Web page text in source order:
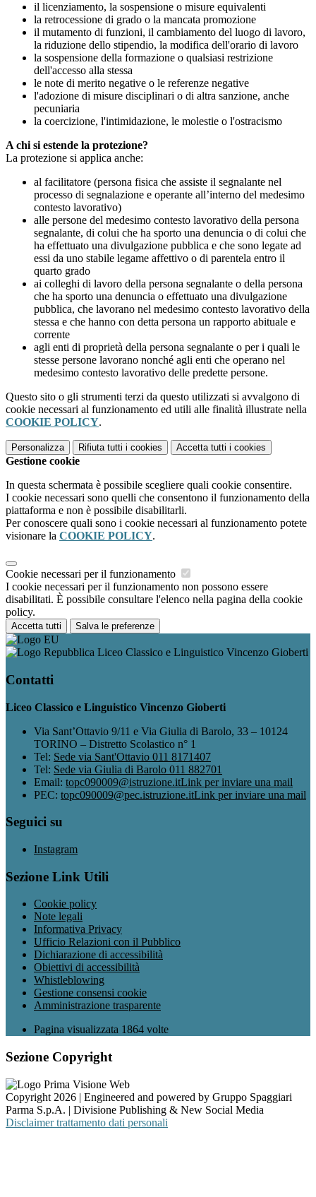
il licenziamento, la sospensione o misure equivalenti
la retrocessione di grado o la mancata promozione
il mutamento di funzioni, il cambiamento del luogo di lavoro,
la riduzione dello stipendio, la modifica dell'orario di lavoro
la sospensione della formazione o qualsiasi restrizione
dell'accesso alla stessa
le note di merito negative o le referenze negative
l'adozione di misure disciplinari o di altra sanzione, anche
pecuniaria
la coercizione, l'intimidazione, le molestie o l'ostracismo
A chi si estende la protezione?
La protezione si applica anche:
al facilitatore (persona fisica che assiste il segnalante nel
processo di segnalazione e operante all’interno del medesimo
contesto lavorativo)
alle persone del medesimo contesto lavorativo della persona
segnalante, di colui che ha sporto una denuncia o di colui che
ha effettuato una divulgazione pubblica e che sono legate ad
essi da uno stabile legame affettivo o di parentela entro il
quarto grado
ai colleghi di lavoro della persona segnalante o della persona
che ha sporto una denuncia o effettuato una divulgazione
pubblica, che lavorano nel medesimo contesto lavorativo della
stessa e che hanno con detta persona un rapporto abituale e
corrente
agli enti di proprietà della persona segnalante o per i quali le
stesse persone lavorano nonché agli enti che operano nel
medesimo contesto lavorativo delle predette persone.
Questo sito o gli strumenti terzi da questo utilizzati si avvalgono di
cookie necessari al funzionamento ed utili alle finalità illustrate nella
COOKIE POLICY.
Personalizza Rifiuta tutti i cookies Accetta tutti i cookies
Gestione cookie
In questa schermata è possibile scegliere quali cookie consentire.
I cookie necessari sono quelli che consentono il funzionamento della
piattaforma e non è possibile disabilitarli.
Per conoscere quali sono i cookie necessari al funzionamento potete
visionare la COOKIE POLICY.
Cookie necessari per il funzionamento
I cookie necessari per il funzionamento non possono essere
disabilitati. È possibile consultare l'elenco nella pagina della cookie
policy.
Accetta tutti Salva le preferenze
Liceo Classico e Linguistico Vincenzo Gioberti
Contatti
Liceo Classico e Linguistico Vincenzo Gioberti
Via Sant’Ottavio 9/11 e Via Giulia di Barolo, 33 – 10124
TORINO – Distretto Scolastico n° 1
Tel: Sede via Sant'Ottavio 011 8171407
Tel: Sede via Giulia di Barolo 011 882701
Email: topc090009@istruzione.itLink per inviare una mail
PEC: topc090009@pec.istruzione.itLink per inviare una mail
Seguici su
Instagram
Sezione Link Utili
Cookie policy
Note legali
Informativa Privacy
Ufficio Relazioni con il Pubblico
Dichiarazione di accessibilità
Obiettivi di accessibilità
Whistleblowing
Gestione consensi cookie
Amministrazione trasparente
Pagina visualizzata 1864 volte
Sezione Copyright
Copyright 2026 | Engineered and powered by Gruppo Spaggiari
Parma S.p.A. | Divisione Publishing & New Social Media
Disclaimer trattamento dati personali